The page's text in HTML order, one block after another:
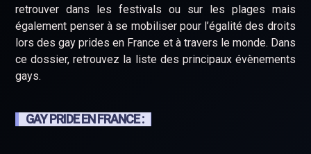
retrouver dans les festivals ou sur les plages mais
également penser à se mobiliser pour l’égalité des droits
lors des gay prides en France et à travers le monde. Dans
ce dossier, retrouvez la liste des principaux évènements
gays.
GAY PRIDE EN FRANCE :